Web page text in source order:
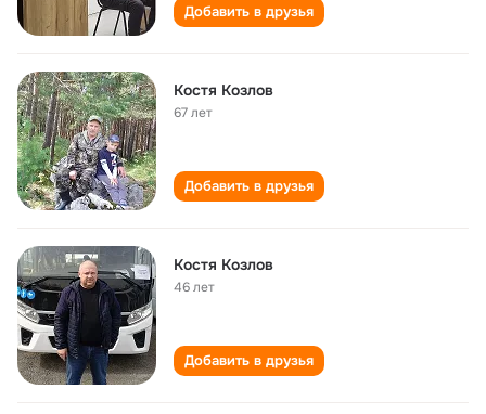
Добавить в друзья
Костя Козлов
67 лет
Добавить в друзья
Костя Козлов
46 лет
Добавить в друзья